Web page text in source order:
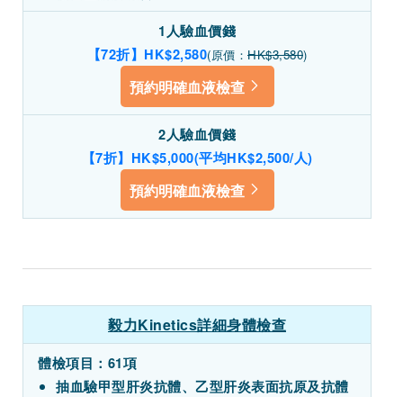
1人驗血價錢
【72折】HK$2,580(原價： HK$3,580)
預約明確血液檢查
2人驗血價錢
【7折】HK$5,000(平均HK$2,500/人)
預約明確血液檢查
毅力Kinetics詳細身體檢查
體檢項目：61項
抽血驗甲型肝炎抗體、乙型肝炎表面抗原及抗體